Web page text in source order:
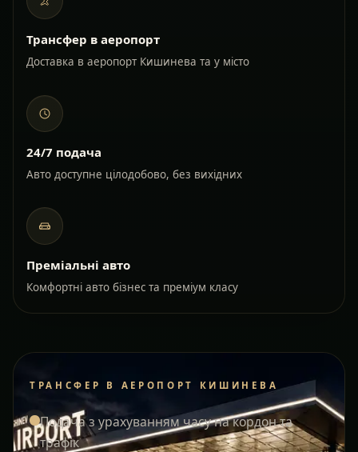
Трансфер в аеропорт
Доставка в аеропорт Кишинева та у місто
24/7 подача
Авто доступне цілодобово, без вихідних
Преміальні авто
Комфортні авто бізнес та преміум класу
ТРАНСФЕР В АЕРОПОРТ КИШИНЕВА
Подача з урахуванням часу на кордон та
трафік